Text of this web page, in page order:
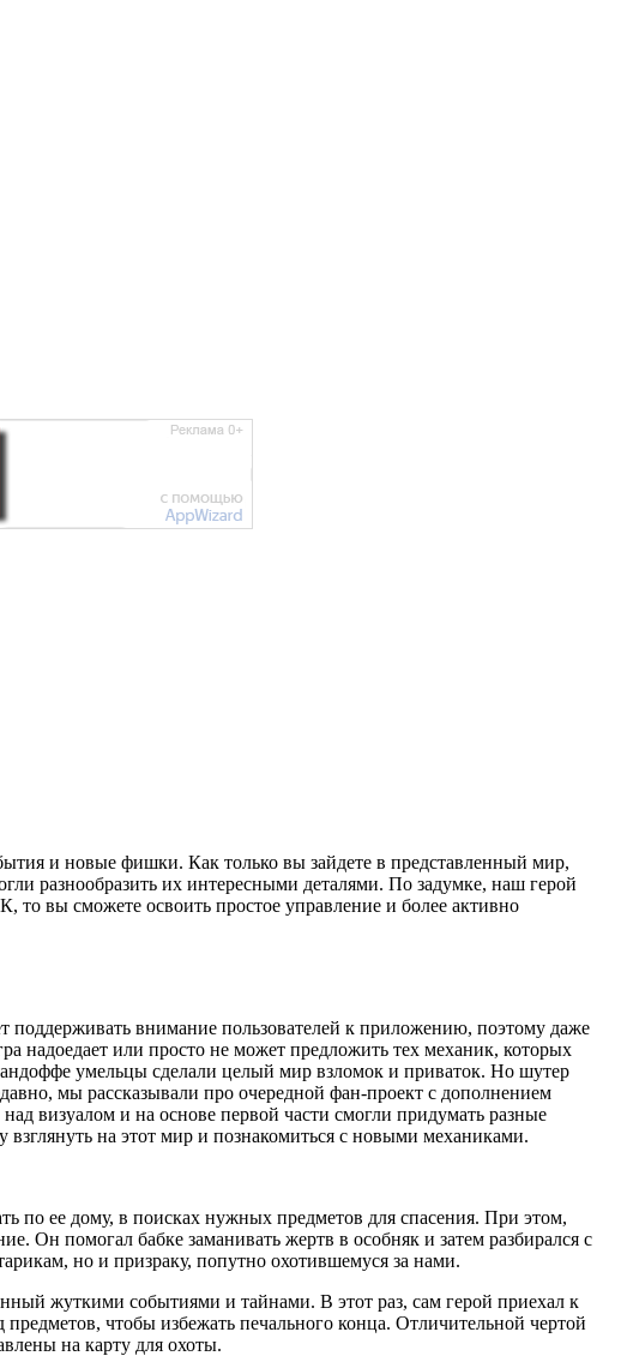
и новые фишки. Как только вы зайдете в представленный мир,
разнообразить их интересными деталями. По задумке, наш герой
вы сможете освоить простое управление и более активно
поддерживать внимание пользователей к приложению, поэтому даже
надоедает или просто не может предложить тех механик, которых
умельцы сделали целый мир взломок и приваток. Но шутер
мы рассказывали про очередной фан-проект с дополнением
визуалом и на основе первой части смогли придумать разные
на этот мир и познакомиться с новыми механиками.
по ее дому, в поисках нужных предметов для спасения. При этом,
Он помогал бабке заманивать жертв в особняк и затем разбирался с
но и призраку, попутно охотившемуся за нами.
жуткими событиями и тайнами. В этот раз, сам герой приехал к
чтобы избежать печального конца. Отличительной чертой
на карту для охоты.